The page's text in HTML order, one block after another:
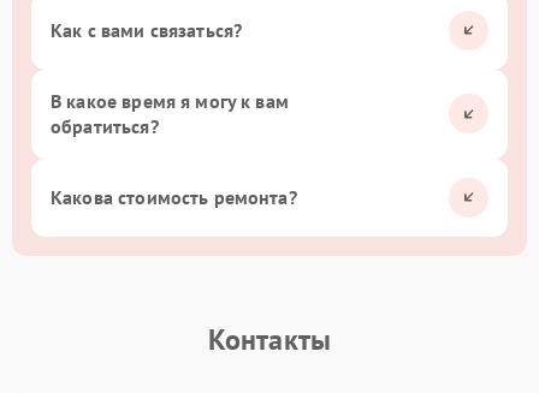
Как с вами связаться?
В какое время я могу к вам
обратиться?
Какова стоимость ремонта?
Контакты